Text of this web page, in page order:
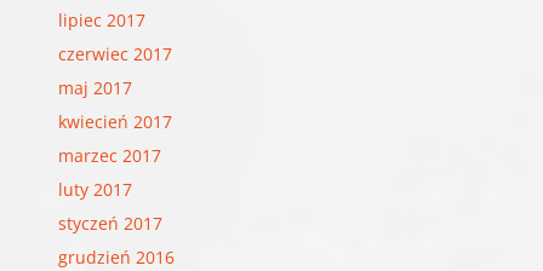
lipiec 2017
czerwiec 2017
maj 2017
kwiecień 2017
marzec 2017
luty 2017
styczeń 2017
grudzień 2016